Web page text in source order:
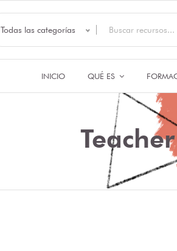
Todas las categorías
INICIO QUÉ ES